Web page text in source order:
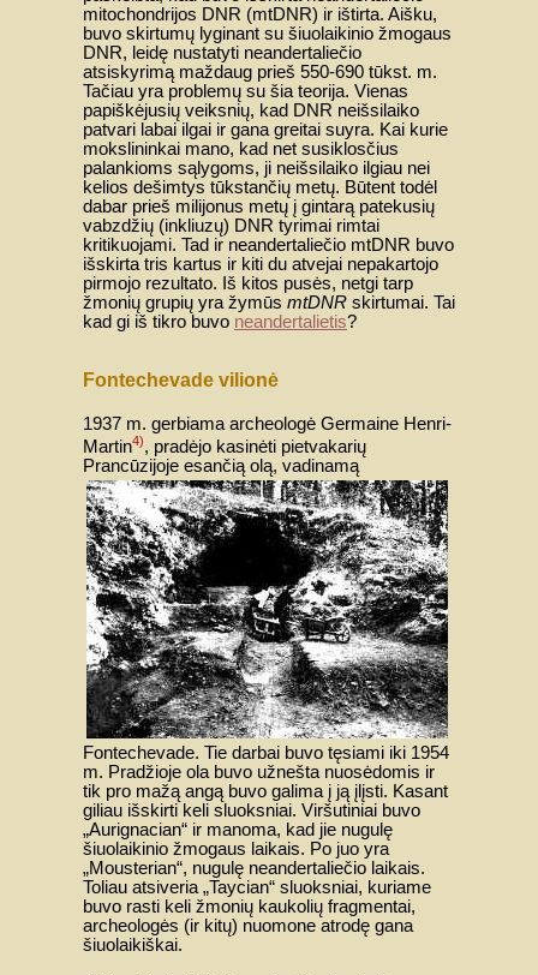
mitochondrijos DNR (mtDNR) ir ištirta. Aišku,
buvo skirtumų lyginant su šiuolaikinio žmogaus
DNR, leidę nustatyti neandertaliečio
atsiskyrimą maždaug prieš 550-690 tūkst. m.
Tačiau yra problemų su šia teorija. Vienas
papiškėjusių veiksnių, kad DNR neišsilaiko
patvari labai ilgai ir gana greitai suyra. Kai kurie
mokslininkai mano, kad net susiklosčius
palankioms sąlygoms, ji neišsilaiko ilgiau nei
kelios dešimtys tūkstančių metų. Būtent todėl
dabar prieš milijonus metų į gintarą patekusių
vabzdžių (inkliuzų) DNR tyrimai rimtai
kritikuojami. Tad ir neandertaliečio mtDNR buvo
išskirta tris kartus ir kiti du atvejai nepakartojo
pirmojo rezultato. Iš kitos pusės, netgi tarp
žmonių grupių yra žymūs mtDNR skirtumai. Tai
kad gi iš tikro buvo neandertalietis?
Fontechevade vilionė
1937 m. gerbiama archeologė Germaine Henri-
Martin4), pradėjo kasinėti pietvakarių
Prancūzijoje esančią olą, vadinamą
Fontechevade. Tie darbai buvo tęsiami iki 1954
m. Pradžioje ola buvo užnešta nuosėdomis ir
tik pro mažą angą buvo galima į ją įlįsti. Kasant
giliau išskirti keli sluoksniai. Viršutiniai buvo
„Aurignacian“ ir manoma, kad jie nugulę
šiuolaikinio žmogaus laikais. Po juo yra
„Mousterian“, nugulę neandertaliečio laikais.
Toliau atsiveria „Taycian“ sluoksniai, kuriame
buvo rasti keli žmonių kaukolių fragmentai,
archeologės (ir kitų) nuomone atrodę gana
šiuolaikiškai.